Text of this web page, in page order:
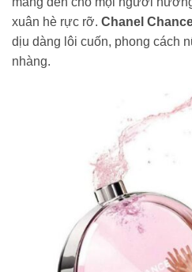
xuân hè rực rỡ. Chanel
dịu dàng lôi cuốn, phong cách
nhàng.